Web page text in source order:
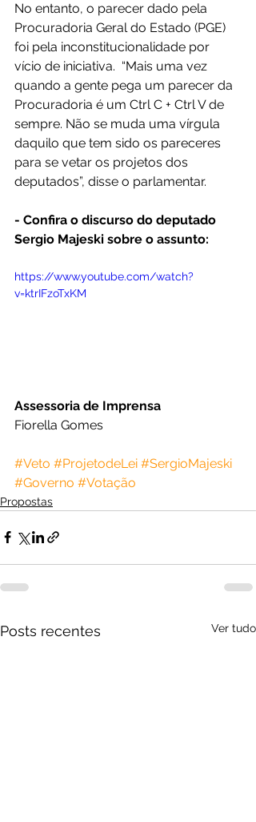
No entanto, o parecer dado pela
Procuradoria Geral do Estado (PGE)
foi pela inconstitucionalidade por
vício de iniciativa.  “Mais uma vez
quando a gente pega um parecer da
Procuradoria é um Ctrl C + Ctrl V de
sempre. Não se muda uma vírgula
daquilo que tem sido os pareceres
para se vetar os projetos dos
deputados”, disse o parlamentar.
- Confira o discurso do deputado
Sergio Majeski sobre o assunto:
https://www.youtube.com/watch?
v=ktrIFzoTxKM
Assessoria de Imprensa
Fiorella Gomes
#Veto #ProjetodeLei #SergioMajeski
#Governo #Votação
Propostas
Posts recentes Ver tudo